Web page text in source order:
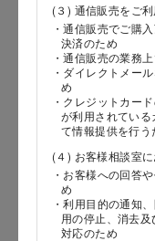
(３) 通信販売をご
・通信販売でご購
決済のため
・通信販売の業務
・ダイレクトメー
め
・クレジットカー
が利用されてい
て情報提供を行う
(４) お客様相談室
・お客様への回答
め
・利用目的の通知
用の停止、消去
対応のため
電話番号
メールアドレス
郵便番号